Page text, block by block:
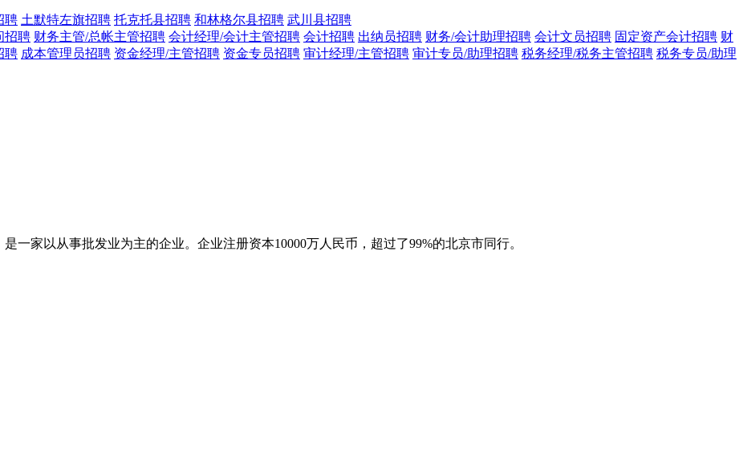
聘 土默特左旗招聘 托克托县招聘 和林格尔县招聘 武川县招聘
招聘 财务主管/总帐主管招聘 会计经理/会计主管招聘 会计招聘 出纳员招聘 财务/会计助理招聘 会计文员招聘 固定资产会计招聘 财
聘 成本管理员招聘 资金经理/主管招聘 资金专员招聘 审计经理/主管招聘 审计专员/助理招聘 税务经理/税务主管招聘 税务专员/助理
一家以从事批发业为主的企业。企业注册资本10000万人民币，超过了99%的北京市同行。